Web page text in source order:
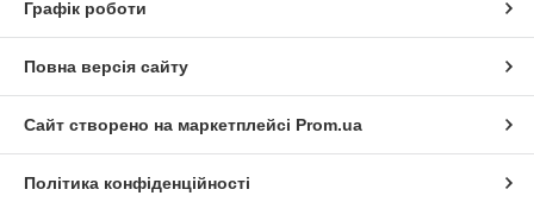
Графік роботи
Повна версія сайту
Сайт створено на маркетплейсі Prom.ua
Політика конфіденційності